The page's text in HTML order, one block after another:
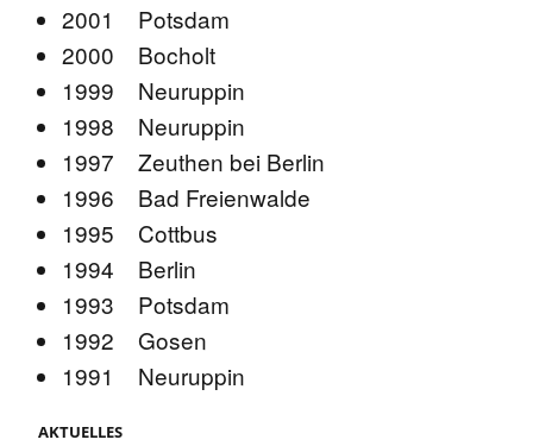
2001 Potsdam
2000 Bocholt
1999 Neuruppin
1998 Neuruppin
1997 Zeuthen bei Berlin
1996 Bad Freienwalde
1995 Cottbus
1994 Berlin
1993 Potsdam
1992 Gosen
1991 Neuruppin
AKTUELLES